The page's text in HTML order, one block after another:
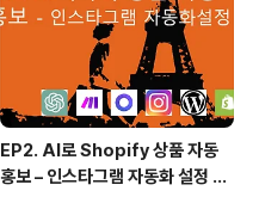
EP2. AI로 Shopify 상품 자동
홍보 – 인스타그램 자동화 설정 방